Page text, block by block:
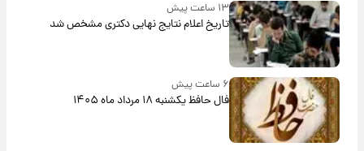
۱۳ ساعت پیش
تاریخ اعلام نتایج نهایی دکتری مشخص شد
۶ ساعت پیش
فال حافظ یکشنبه ۱۸ مرداد ماه ۱۴۰۵